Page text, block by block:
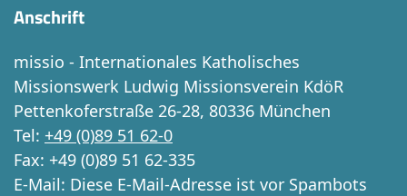
Anschrift
missio - Internationales Katholisches
Missionswerk Ludwig Missionsverein KdöR
Pettenkoferstraße 26-28, 80336 München
Tel: +49 (0)89 51 62-0
Fax: +49 (0)89 51 62-335
E-Mail: Diese E-Mail-Adresse ist vor Spambots